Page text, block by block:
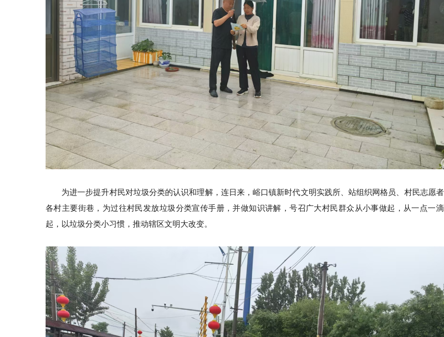
为进一步提升村民对垃圾分类的认识和理解，连日来，峪口镇新时代文明实践所、站组织网格员、村民志愿
各村主要街巷，为过往村民发放垃圾分类宣传手册，并做知识讲解，号召广大村民群众从小事做起，从一点一
起，以垃圾分类小习惯，推动辖区文明大改变。